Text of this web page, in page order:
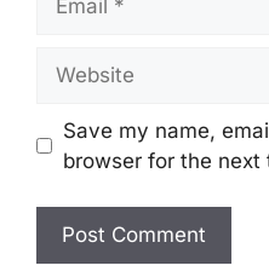
Save my name,
browser for the next